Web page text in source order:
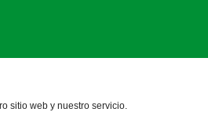
sitio web y nuestro servicio.